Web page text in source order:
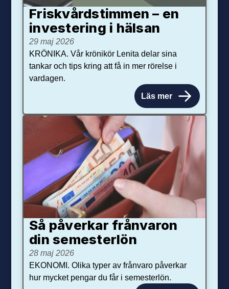
Friskvårdstimmen – en
investering i hälsan
29 maj 2026
KRÖNIKA. Vår krönikör Lenita delar sina
tankar och tips kring att få in mer rörelse i
vardagen.
Läs mer
Så påverkar från­varon
din semester­lön
28 maj 2026
EKONOMI. Olika typer av frånvaro påverkar
hur mycket pengar du får i semesterlön.